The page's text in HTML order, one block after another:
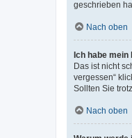
geschrieben
Nach oben
Ich habe
Das ist nicht
vergessen“
Sollten Sie
Nach oben